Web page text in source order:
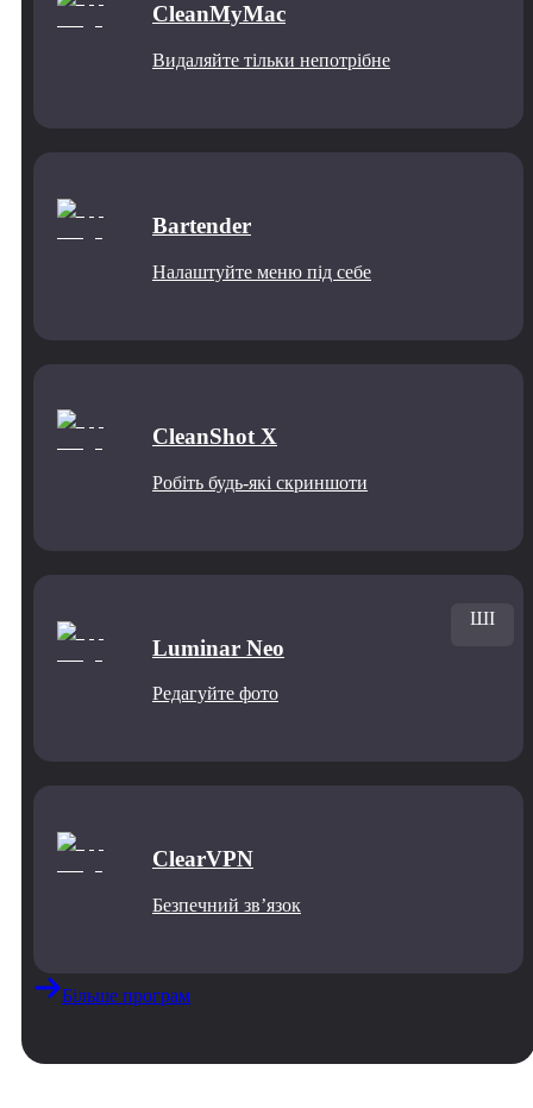
CleanMyMac
Видаляйте тільки непотрібне
Bartender
Налаштуйте меню під себе
CleanShot X
Робіть будь-які скриншоти
Luminar Neo
Редагуйте фото
ШІ
ClearVPN
Безпечний звʼязок
Більше програм